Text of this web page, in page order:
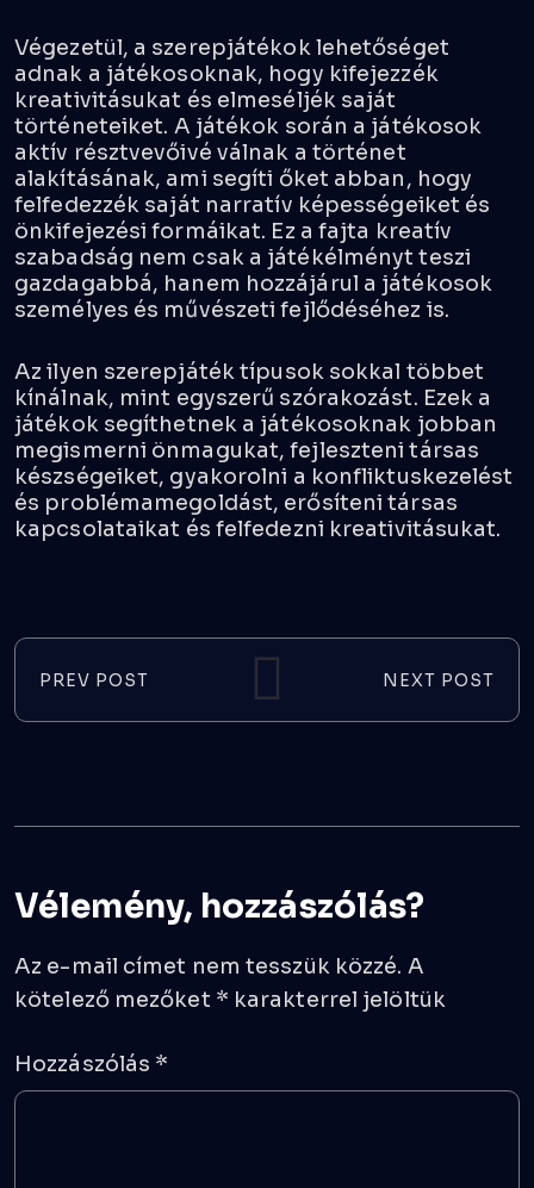
Végezetül, a szerepjátékok lehetőséget
adnak a játékosoknak, hogy kifejezzék
kreativitásukat és elmeséljék saját
történeteiket. A játékok során a játékosok
aktív résztvevőivé válnak a történet
alakításának, ami segíti őket abban, hogy
felfedezzék saját narratív képességeiket és
önkifejezési formáikat. Ez a fajta kreatív
szabadság nem csak a játékélményt teszi
gazdagabbá, hanem hozzájárul a játékosok
személyes és művészeti fejlődéséhez is.
Az ilyen szerepjáték típusok sokkal többet
kínálnak, mint egyszerű szórakozást. Ezek a
játékok segíthetnek a játékosoknak jobban
megismerni önmagukat, fejleszteni társas
készségeiket, gyakorolni a konfliktuskezelést
és problémamegoldást, erősíteni társas
kapcsolataikat és felfedezni kreativitásukat.
PREV POST NEXT POST
Vélemény, hozzászólás?
Az e-mail címet nem tesszük közzé. A
kötelező mezőket * karakterrel jelöltük
Hozzászólás *